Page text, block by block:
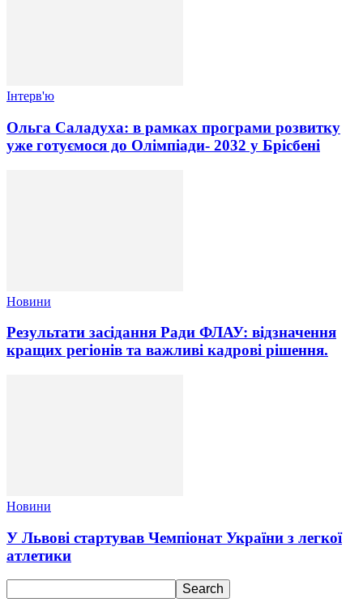
Інтерв'ю
Ольга Саладуха: в рамках програми розвитку
уже готуємося до Олімпіади- 2032 у Брісбені
Новини
Результати засідання Ради ФЛАУ: відзначення
кращих регіонів та важливі кадрові рішення.
Новини
У Львові стартував Чемпіонат України з легкої
атлетики